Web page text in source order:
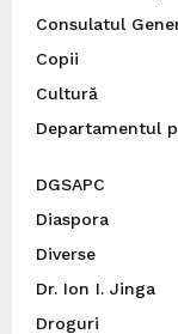
Consulatul
Copii
Cultură
Departamentul
DGSAPC
Diaspora
Diverse
Dr. Ion I. Jinga
Droguri